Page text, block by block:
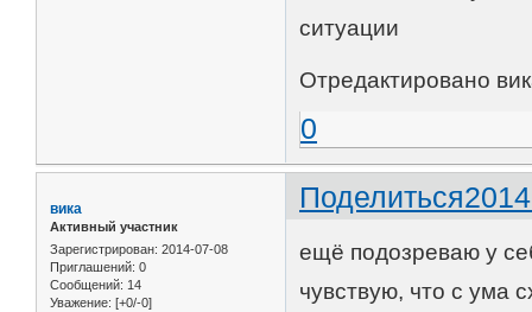
ситуации
Отредактировано
0
Поделиться
вика
Активный участник
Зарегистрирован: 2014-07-08
Приглашений: 0
Сообщений: 14
Уважение: [+0/-0]
ещё подозреваю у
чувствую, что с ума